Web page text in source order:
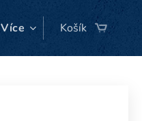
Více Košík